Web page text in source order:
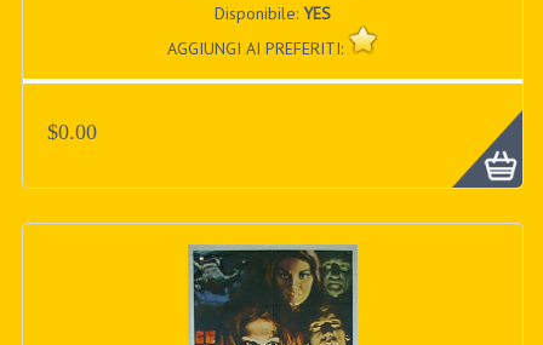
Disponibile: YES
AGGIUNGI AI PREFERITI:
$0.00